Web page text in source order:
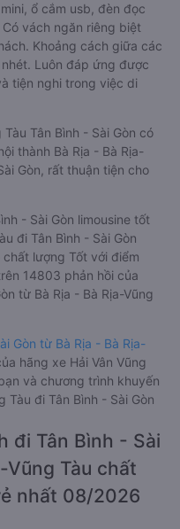
ổ cắm usb, đèn đọc
vách ngăn riêng biệt
Khoảng cách giữa các
Luôn đáp ứng được
tiện nghi trong việc di
Tân Bình - Sài Gòn có
thành Bà Rịa - Bà Rịa-
Gòn, rất thuận tiện cho
- Sài Gòn limousine tốt
đi Tân Bình - Sài Gòn
lượng Tốt với điểm
14803 phản hồi của
từ Bà Rịa - Bà Rịa-Vũng
Gòn từ Bà Rịa - Bà Rịa-
hãng xe Hải Vân Vũng
và chương trình khuyến
Tàu đi Tân Bình - Sài Gòn
đi Tân Bình - Sài
Vũng Tàu chất
nhất 08/2026